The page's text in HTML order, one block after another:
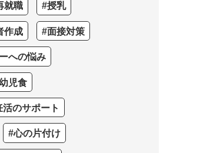
就職 #授乳
作成 #面接対策
への悩み
児食
活のサポート
#心の片付け